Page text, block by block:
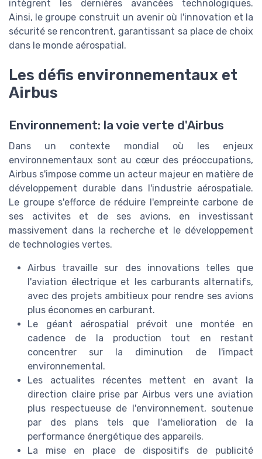
intègrent les dernières avancées technologiques.
Ainsi, le groupe construit un avenir où l'innovation et la
sécurité se rencontrent, garantissant sa place de choix
dans le monde aérospatial.
Les défis environnementaux et
Airbus
Environnement: la voie verte d'Airbus
Dans un contexte mondial où les enjeux
environnementaux sont au cœur des préoccupations,
Airbus s'impose comme un acteur majeur en matière de
développement durable dans l'industrie aérospatiale.
Le groupe s'efforce de réduire l'empreinte carbone de
ses activites et de ses avions, en investissant
massivement dans la recherche et le développement
de technologies vertes.
Airbus travaille sur des innovations telles que
l'aviation électrique et les carburants alternatifs,
avec des projets ambitieux pour rendre ses avions
plus économes en carburant.
Le géant aérospatial prévoit une montée en
cadence de la production tout en restant
concentrer sur la diminution de l'impact
environnemental.
Les actualites récentes mettent en avant la
direction claire prise par Airbus vers une aviation
plus respectueuse de l'environnement, soutenue
par des plans tels que l'amelioration de la
performance énergétique des appareils.
La mise en place de dispositifs de publicité